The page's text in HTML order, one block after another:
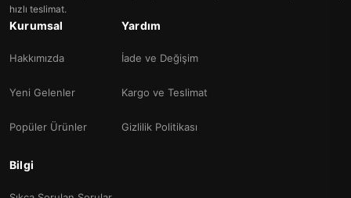
hızlı teslimat.
Kurumsal
Hakkımızda
Yeni Gelenler
Popüler Ürünler
Yardım
İade ve Değişim
Kargo ve Teslimat
Gizlilik Politikası
Bilgi